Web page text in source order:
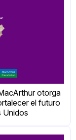
otorga
el futuro
Unidos